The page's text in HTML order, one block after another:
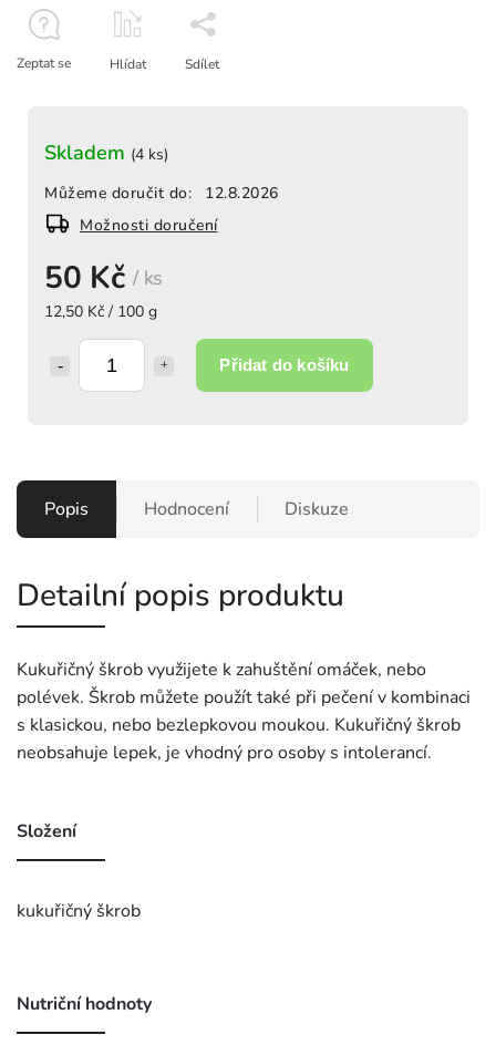
50 Kč/ ks
12,50 Kč / 100 g
Přidat do košíku
Skladem (4 ks)
Můžeme doručit do:
12.8.2026
Možnosti doručení
Zeptat se Hlídat Sdílet
Popis Hodnocení Diskuze
Detailní popis produktu
Kukuřičný škrob využijete k zahuštění omáček, nebo
polévek. Škrob můžete použít také při pečení v kombinaci
s klasickou, nebo bezlepkovou moukou. Kukuřičný škrob
neobsahuje lepek, je vhodný pro osoby s intolerancí.
Složení
kukuřičný škrob
Nutriční hodnoty